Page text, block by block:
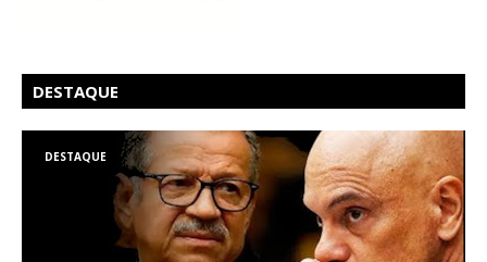
DESTAQUE
DESTAQUE